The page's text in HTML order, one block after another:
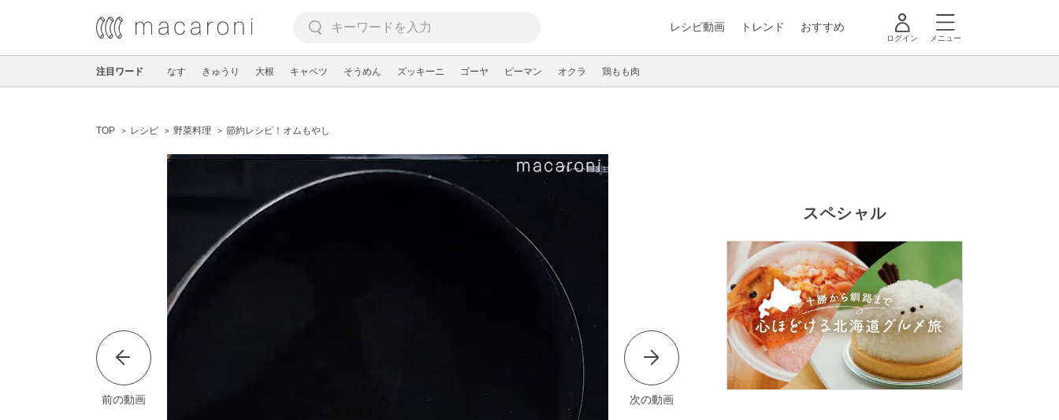
レシピ動画 トレンド おすすめ
ログイン メニュー
注目ワード なす きゅうり 大根 キャベツ そうめん ズッキーニ ゴーヤ ピーマン オクラ 鶏もも肉
TOP レシピ 野菜料理 節約レシピ！オムもやし
前の動画 次の動画
スペシャル